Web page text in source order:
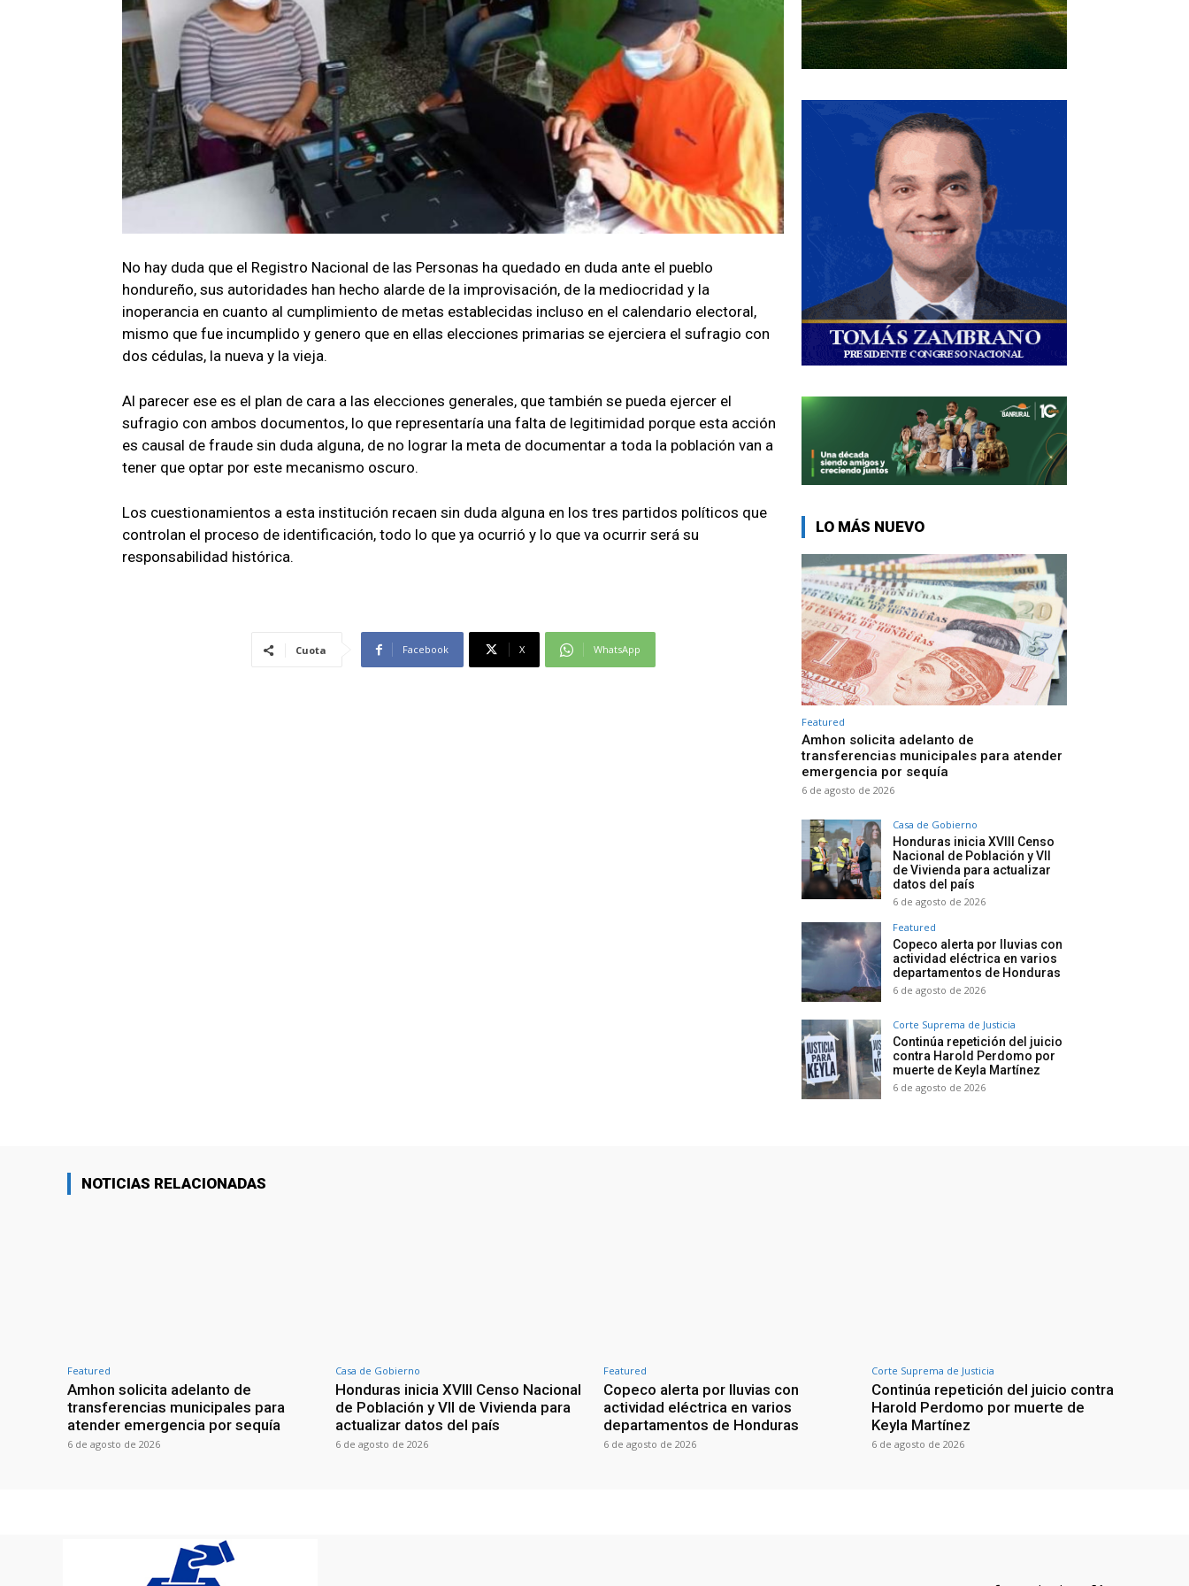
No hay duda que el Registro Nacional de las Personas ha quedado en duda ante el pueblo
hondureño, sus autoridades han hecho alarde de la improvisación, de la mediocridad y la
inoperancia en cuanto al cumplimiento de metas establecidas incluso en el calendario electoral,
mismo que fue incumplido y genero que en ellas elecciones primarias se ejerciera el sufragio con
dos cédulas, la nueva y la vieja.
Al parecer ese es el plan de cara a las elecciones generales, que también se pueda ejercer el
sufragio con ambos documentos, lo que representaría una falta de legitimidad porque esta acción
es causal de fraude sin duda alguna, de no lograr la meta de documentar a toda la población van a
tener que optar por este mecanismo oscuro.
Los cuestionamientos a esta institución recaen sin duda alguna en los tres partidos políticos que
controlan el proceso de identificación, todo lo que ya ocurrió y lo que va ocurrir será su
responsabilidad histórica.
Cuota Facebook X WhatsApp
LO MÁS NUEVO
Featured
Amhon solicita adelanto de
transferencias municipales para atender
emergencia por sequía
6 de agosto de 2026
Casa de Gobierno
Honduras inicia XVIII Censo
Nacional de Población y VII
de Vivienda para actualizar
datos del país
6 de agosto de 2026
Featured
Copeco alerta por lluvias con
actividad eléctrica en varios
departamentos de Honduras
6 de agosto de 2026
Corte Suprema de Justicia
Continúa repetición del juicio
contra Harold Perdomo por
muerte de Keyla Martínez
6 de agosto de 2026
NOTICIAS RELACIONADAS
Featured
Amhon solicita adelanto de
transferencias municipales para
atender emergencia por sequía
6 de agosto de 2026
Casa de Gobierno
Honduras inicia XVIII Censo Nacional
de Población y VII de Vivienda para
actualizar datos del país
6 de agosto de 2026
Featured
Copeco alerta por lluvias con
actividad eléctrica en varios
departamentos de Honduras
6 de agosto de 2026
Corte Suprema de Justicia
Continúa repetición del juicio contra
Harold Perdomo por muerte de
Keyla Martínez
6 de agosto de 2026